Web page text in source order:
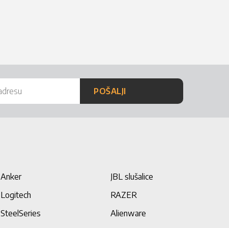
POŠALJI
Anker
JBL slušalice
Logitech
RAZER
SteelSeries
Alienware